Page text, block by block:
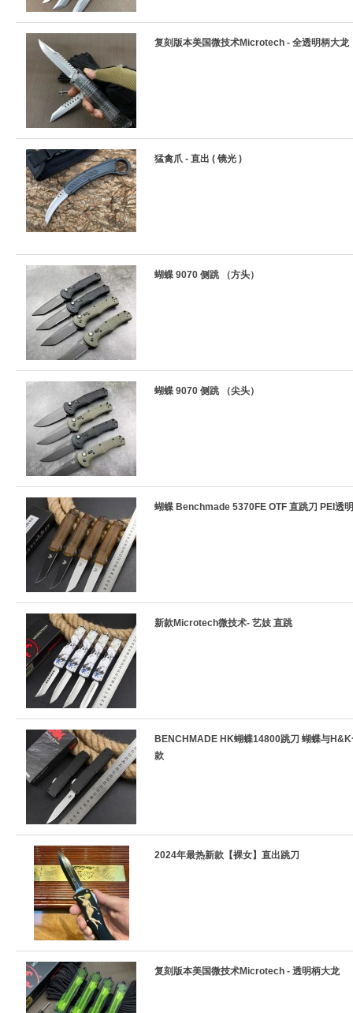
复刻版本美国微技术Microtech - 全透明柄大龙
猛禽爪 - 直出 ( 镜光 )
蝴蝶 9070 侧跳 （方头）
蝴蝶 9070 侧跳 （尖头）
蝴蝶 Benchmade 5370FE OTF 直跳刀 PEI透
新款Microtech微技术- 艺妓 直跳
BENCHMADE HK蝴蝶14800跳刀 蝴蝶与H&K
款
2024年最热新款【裸女】直出跳刀
复刻版本美国微技术Microtech - 透明柄大龙